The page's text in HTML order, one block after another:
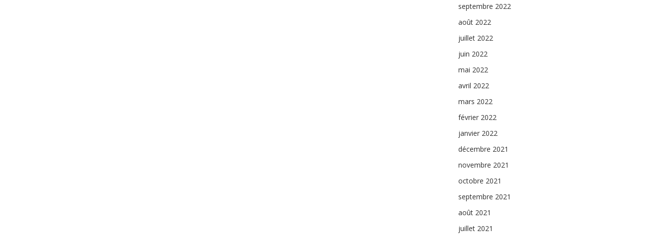
septembre 2022
août 2022
juillet 2022
juin 2022
mai 2022
avril 2022
mars 2022
février 2022
janvier 2022
décembre 2021
novembre 2021
octobre 2021
septembre 2021
août 2021
juillet 2021